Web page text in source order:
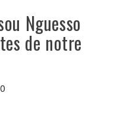
Nguesso
de notre